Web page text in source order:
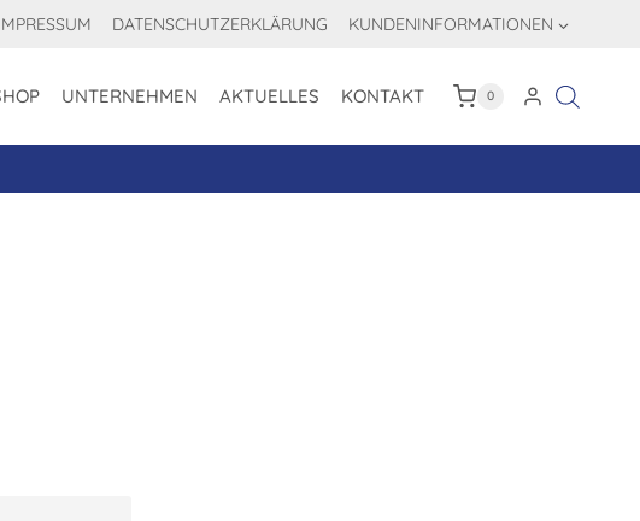
DATENSCHUTZERKLÄRUNG KUNDENINFORMATIONEN
UNTERNEHMEN AKTUELLES KONTAKT 0